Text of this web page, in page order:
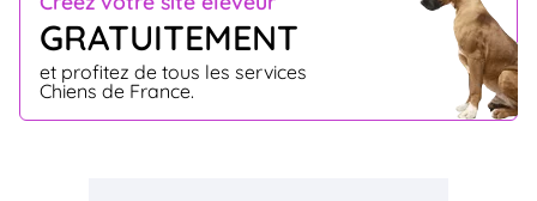
GRATUITEMENT
et profitez de tous les services
Chiens de France.